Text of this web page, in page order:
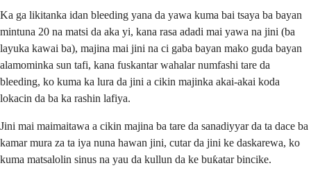
Ka ga likitanka idan bleeding yana da yawa kuma bai tsaya ba bayan
mintuna 20 na matsi da aka yi, kana rasa adadi mai yawa na jini (ba
layuka kawai ba), majina mai jini na ci gaba bayan mako guda bayan
alamominka sun tafi, kana fuskantar wahalar numfashi tare da
bleeding, ko kuma ka lura da jini a cikin majinka akai-akai koda
lokacin da ba ka rashin lafiya.
Jini mai maimaitawa a cikin majina ba tare da sanadiyyar da ta dace ba
kamar mura za ta iya nuna hawan jini, cutar da jini ke daskarewa, ko
kuma matsalolin sinus na yau da kullun da ke buƙatar bincike.